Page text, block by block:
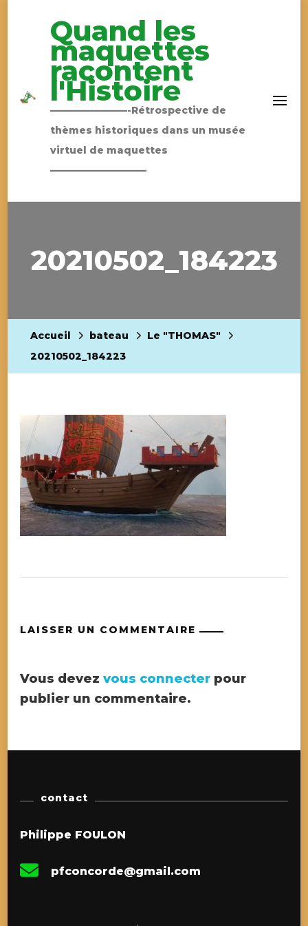
Quand les
maquettes
racontent
l'Histoire
————————-Rétrospective de
thèmes historiques dans un musée
virtuel de maquettes
——————————
20210502_184223
Accueil bateau
Le "THOMAS"
20210502_184223
LAISSER UN COMMENTAIRE
Vous devez vous connecter pour
publier un commentaire.
contact
Philippe FOULON
pfconcorde@gmail.com